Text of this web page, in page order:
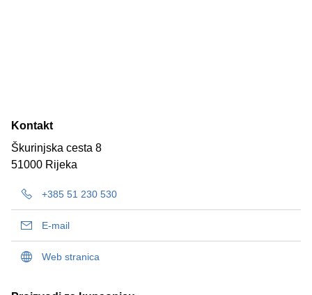
Kontakt
Škurinjska cesta 8
51000 Rijeka
+385 51 230 530
E-mail
Web stranica